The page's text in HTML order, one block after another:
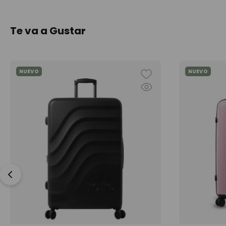
Te va a Gustar
NUEVO NUEVO